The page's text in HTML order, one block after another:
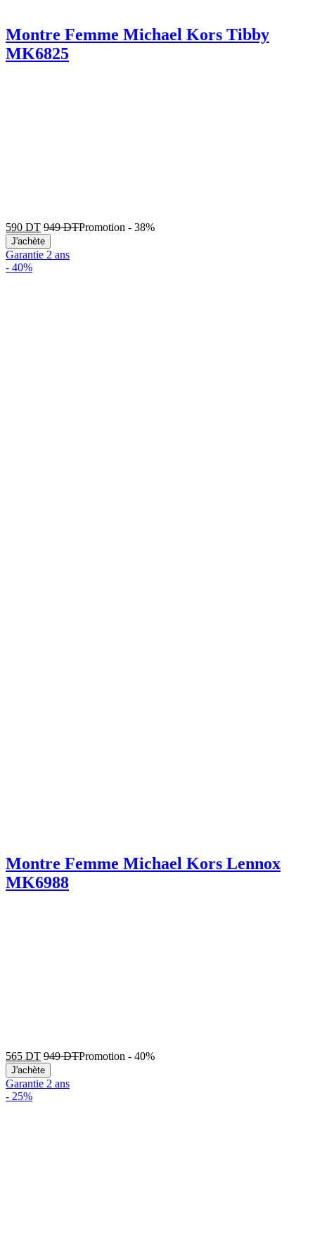
Montre Femme Michael Kors Tibby
MK6825
590 DT 949DTPromotion - 38%
J'achète
Garantie 2 ans
- 40%
Montre Femme Michael Kors Lennox
MK6988
565 DT 949DTPromotion - 40%
J'achète
Garantie 2 ans
- 25%